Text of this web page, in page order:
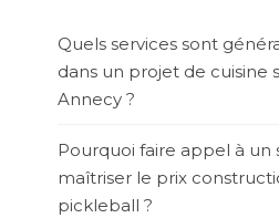
Quels services sont
dans un projet de cuisine
Annecy ?
Pourquoi faire appel à un
maîtriser le prix
pickleball ?